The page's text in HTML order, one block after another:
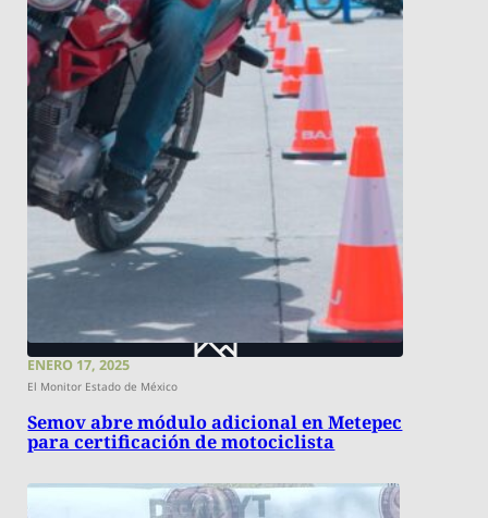
ENERO 17, 2025
El Monitor Estado de México
Semov abre módulo adicional en Metepec
para certificación de motociclista